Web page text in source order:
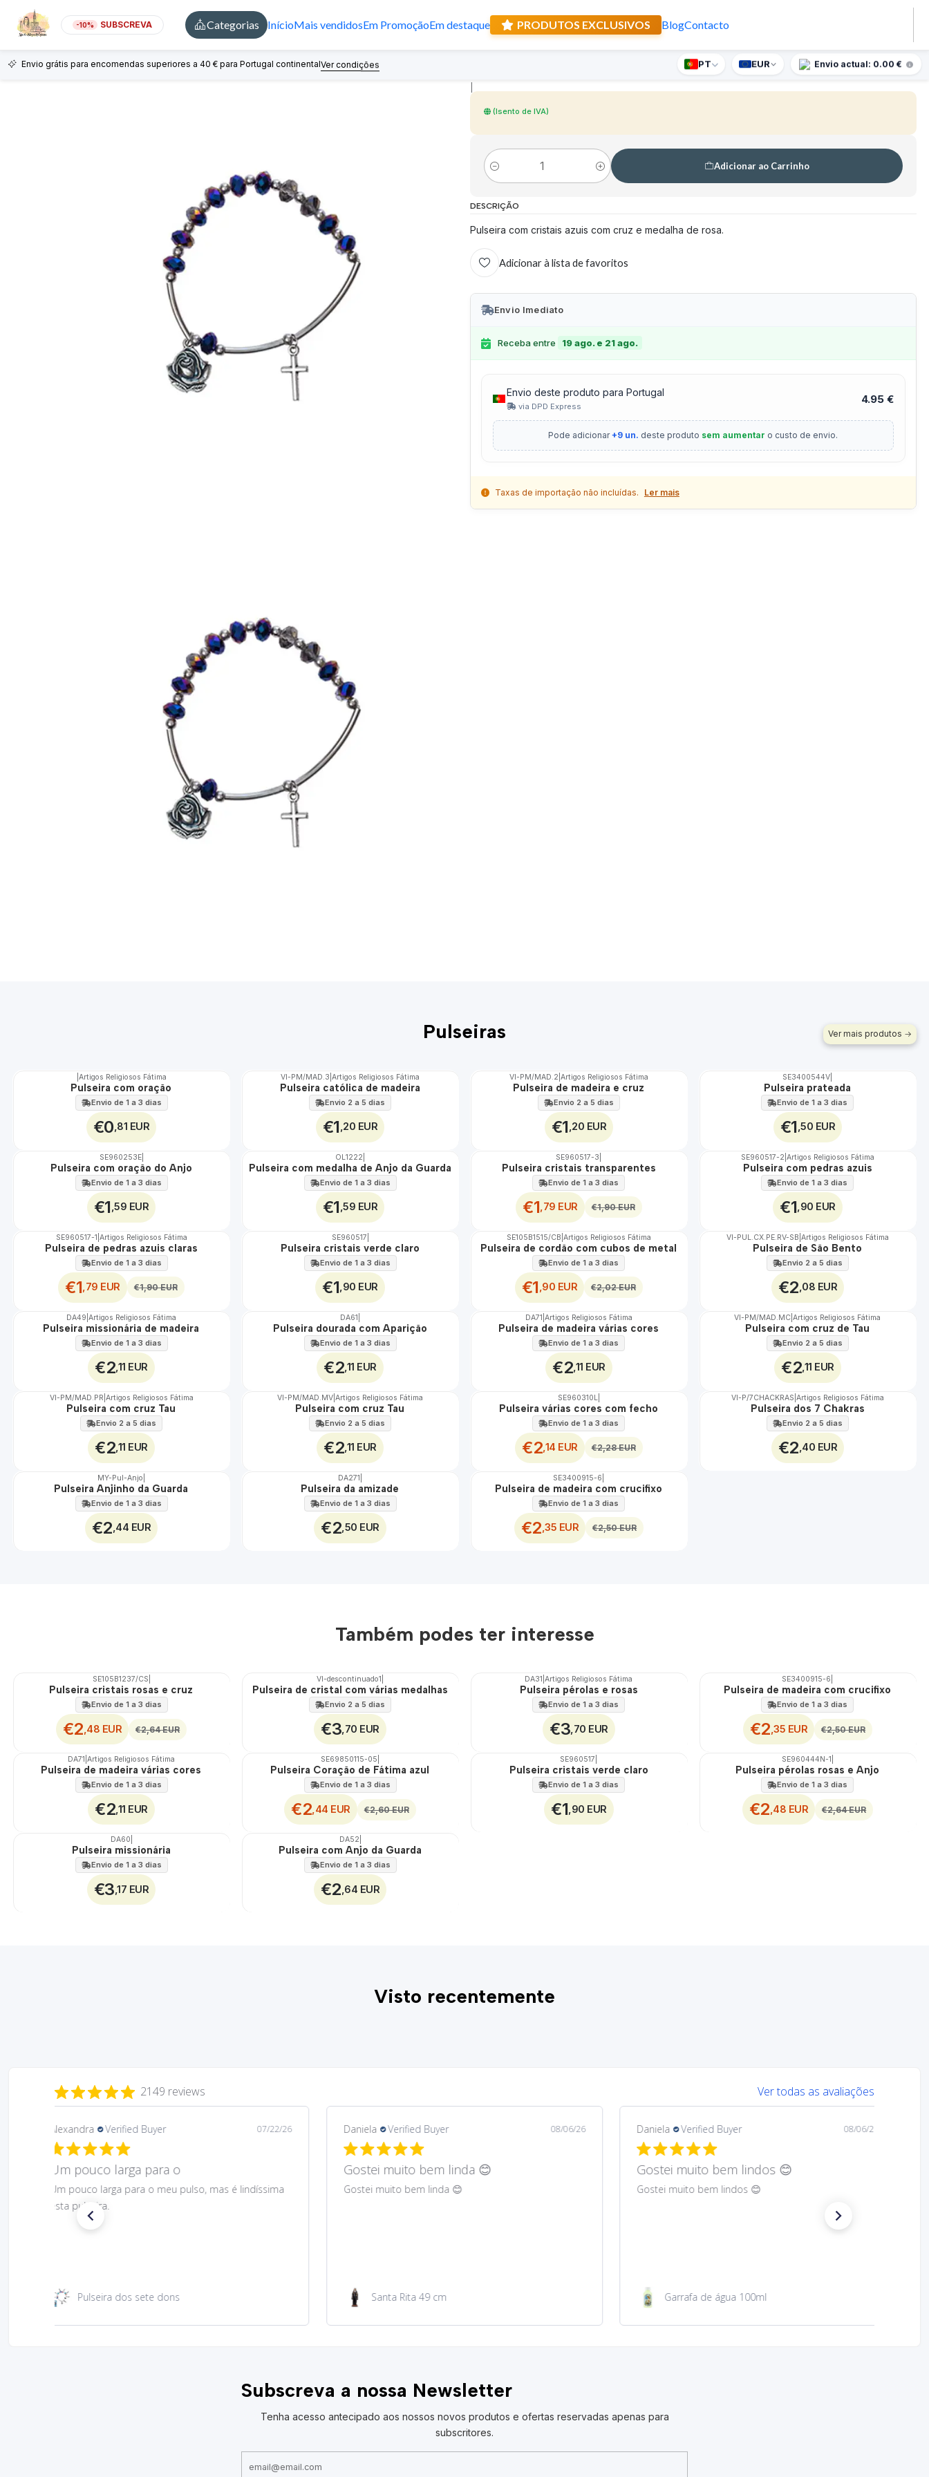
-10% SUBSCREVA Categorias InícioMais vendidosEm PromoçãoEm destaque PRODUTOS EXCLUSIVOS BlogContacto
Envio grátis para encomendas superiores a 40 € para Portugal continentalVer condições Recebe presente supresa para encomendas superiores a 90€
PT EUR Envio actual: 0.00 €
Pulseira cristais azuis com rosa
(Isento de IVA)
Quantidade
Adicionar ao Carrinho
DESCRIÇÃO
Pulseira com cristais azuis com cruz e medalha de rosa.
Adicionar à lista de favoritos
Envio Imediato
Receba entre 19 ago. e 21 ago.
Envio deste produto para Portugal
via DPD Express
4.95 €
Pode adicionar+9 un. deste produto sem aumentar o custo de envio.
Taxas de importação não incluídas. Ler mais
Pulseiras Ver mais produtos
Artigos Religiosos Fátima
Pulseira com oração
Envio de 1 a 3 dias
€0 ,81 EUR
VI-PM/MAD.3 Artigos Religiosos Fátima
Pulseira católica de madeira
Envio 2 a 5 dias
€1 ,20 EUR
VI-PM/MAD.2 Artigos Religiosos Fátima
Pulseira de madeira e cruz
Envio 2 a 5 dias
€1 ,20 EUR
SE3400544V
Pulseira prateada
Envio de 1 a 3 dias
€1 ,50 EUR
SE960253E|
Pulseira com oração do Anjo
Envio de 1 a 3 dias
€1 ,59 EUR
OL1222
Pulseira com medalha de Anjo da Guarda
Envio de 1 a 3 dias
€1 ,59 EUR
DESCONTO
SE960517-3
Pulseira cristais transparentes
Envio de 1 a 3 dias
€1 ,79 EUR €1,90 EUR
Não Disponível
SE960517-2 Artigos Religiosos Fátima
Pulseira com pedras azuis
Envio de 1 a 3 dias
€1 ,90 EUR
DESCONTO
SE960517-1 Artigos Religiosos Fátima
Pulseira de pedras azuis claras
Envio de 1 a 3 dias
€1 ,79 EUR €1,90 EUR
SE960517
Pulseira cristais verde claro
Envio de 1 a 3 dias
€1 ,90 EUR
DESCONTO
SE105B1515/CB Artigos Religiosos Fátima
Pulseira de cordão com cubos de metal
Envio de 1 a 3 dias
€1 ,90 EUR €2,02 EUR
VI-PUL.CX.PE.RV-SB Artigos Religiosos Fátima
Pulseira de São Bento
Envio 2 a 5 dias
€2 ,08 EUR
DA49 |Artigos Religiosos Fátima
Pulseira missionária de madeira
Envio de 1 a 3 dias
€2 ,11 EUR
Não Disponível
DA61
Pulseira dourada com Aparição
Envio de 1 a 3 dias
€2 ,11 EUR
DA71 Artigos Religiosos Fátima
Pulseira de madeira várias cores
Envio de 1 a 3 dias
€2 ,11 EUR
VI-PM/MAD.MC |Artigos Religiosos Fátima
Pulseira com cruz de Tau
Envio 2 a 5 dias
€2 ,11 EUR
VI-PM/MAD.PR Artigos Religiosos Fátima
Pulseira com cruz Tau
Envio 2 a 5 dias
€2 ,11 EUR
VI-PM/MAD.MV Artigos Religiosos Fátima
Pulseira com cruz Tau
Envio 2 a 5 dias
€2 ,11 EUR
DESCONTO
SE960310L|
Pulseira várias cores com fecho
Envio de 1 a 3 dias
€2 ,14 EUR €2,28 EUR
VI-P/7CHACKRAS Artigos Religiosos Fátima
Pulseira dos 7 Chakras
Envio 2 a 5 dias
€2 ,40 EUR
MY-Pul-Anjo
Pulseira Anjinho da Guarda
Envio de 1 a 3 dias
€2 ,44 EUR
DA271
Pulseira da amizade
Envio de 1 a 3 dias
€2 ,50 EUR
DESCONTO
SE3400915-6
Pulseira de madeira com crucifixo
Envio de 1 a 3 dias
€2 ,35 EUR €2,50 EUR
Também podes ter interesse
DESCONTO
SE105B1237/CS
Pulseira cristais rosas e cruz
Envio de 1 a 3 dias
€2 ,48 EUR €2,64 EUR
VI-descontinuado1
Pulseira de cristal com várias medalhas
Envio 2 a 5 dias
€3 ,70 EUR
DA31 |Artigos Religiosos Fátima
Pulseira pérolas e rosas
Envio de 1 a 3 dias
€3 ,70 EUR
DESCONTO
SE3400915-6
Pulseira de madeira com crucifixo
Envio de 1 a 3 dias
€2 ,35 EUR €2,50 EUR
DA71 |Artigos Religiosos Fátima
Pulseira de madeira várias cores
Envio de 1 a 3 dias
€2 ,11 EUR
DESCONTO
SE69850115-05
Pulseira Coração de Fátima azul
Envio de 1 a 3 dias
€2 ,44 EUR €2,60 EUR
SE960517
Pulseira cristais verde claro
Envio de 1 a 3 dias
€1 ,90 EUR
DESCONTO
SE960444N-1
Pulseira pérolas rosas e Anjo
Envio de 1 a 3 dias
€2 ,48 EUR €2,64 EUR
DA60
Pulseira missionária
Envio de 1 a 3 dias
€3 ,17 EUR
DA52
Pulseira com Anjo da Guarda
Envio de 1 a 3 dias
€2 ,64 EUR
Visto recentemente
2149 reviews Ver todas as avaliações
Daniela Verified Buyer 08/06/26
Gostei muito bem linda 😊
Gostei muito bem linda 😊
Santa Rita 49 cm
Daniela Verified Buyer 08/06/26
Gostei muito bem lindos 😊
Gostei muito bem lindos 😊
Garrafa de água 100ml
Mary Verified Buyer 08/05/26
Hard to find Saint
Absolutely wonderful!
São Jacinto 23 cm
Subscreva a nossa Newsletter
Tenha acesso antecipado aos nossos novos produtos e ofertas reservadas apenas para
subscritores.